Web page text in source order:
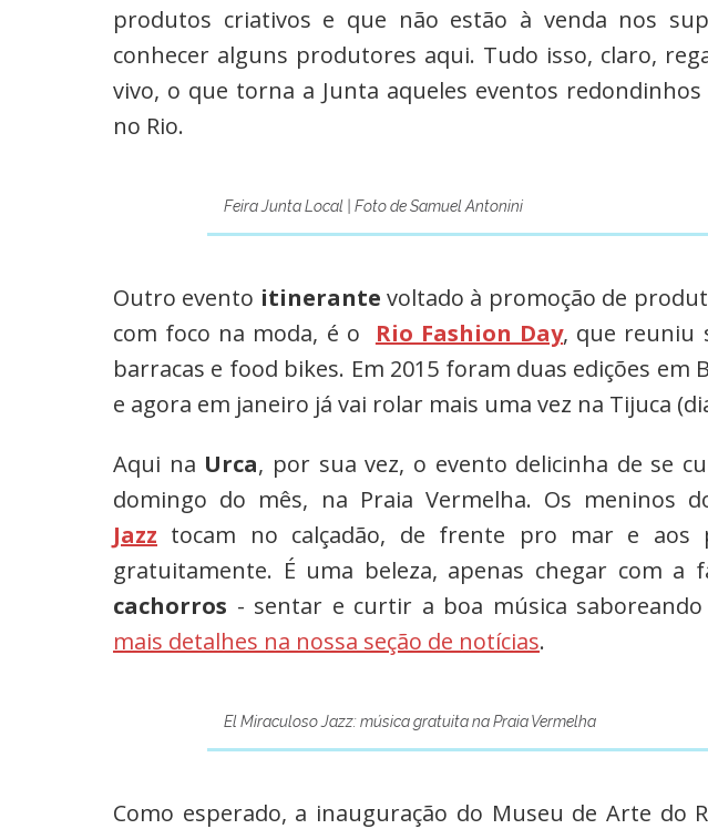
produtos criativos e que não estão à venda nos
conhecer alguns produtores aqui. Tudo isso, claro,
vivo, o que torna a Junta aqueles eventos
no Rio.
Feira Junta Local | Foto de Samuel Antonini
Outro evento itinerante voltado à promoção de
com foco na moda, é o Rio Fashion Day, que reuniu
barracas e food bikes. Em 2015 foram duas edições em
e agora em janeiro já vai rolar mais uma vez na Tijuca
Aqui na Urca, por sua vez, o evento delicinha de se
domingo do mês, na Praia Vermelha. Os meninos
Jazz tocam no calçadão, de frente pro mar e aos
gratuitamente. É uma beleza, apenas chegar com a
cachorros - sentar e curtir a boa música
mais detalhes na nossa seção de notícias.
El Miraculoso Jazz: música gratuita na Praia Vermelha
Como esperado, a inauguração do Museu de Arte do